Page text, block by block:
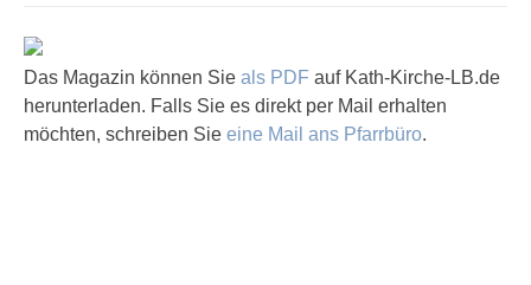
Das Magazin können Sie als PDF auf Kath-Kirche-LB.de
herunterladen. Falls Sie es direkt per Mail erhalten
möchten, schreiben Sie eine Mail ans Pfarrbüro.